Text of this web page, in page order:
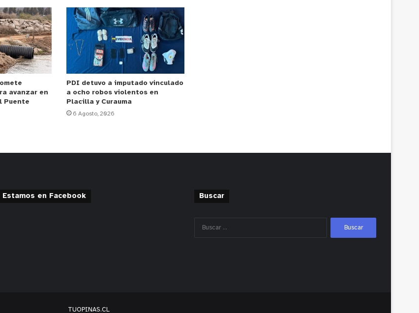
avanzar en
Puente
PDI detuvo a imputado vinculado
a ocho robos violentos en
Placilla y Curauma
6 Agosto, 2026
Estamos en Facebook Buscar
TUOPINAS.CL